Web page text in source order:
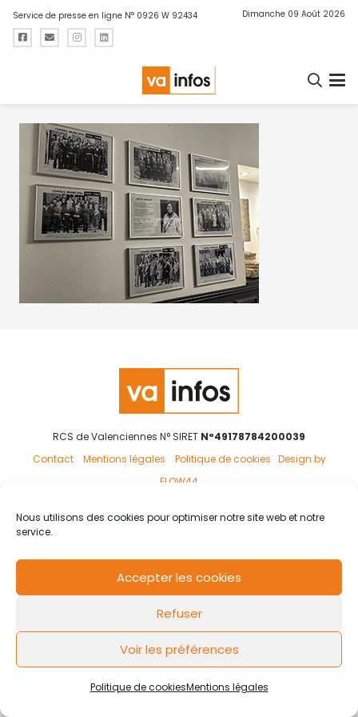
Nous utilisons des cookies pour optimiser notre site web et notre
service.
Accepter les cookies
Refuser
Voir les préférences
Politique de cookiesMentions légales
Service de presse en ligne N° 0926 W 92434 Dimanche 09 Août 2026
RCS de Valenciennes N° SIRET N°49178784200039
Contact
Mentions légales Politique de cookies Design by
FLOW44